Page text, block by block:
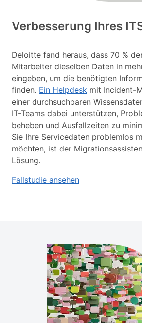
Verbesserung Ihres
Deloitte fand heraus, dass 70 %
Mitarbeiter dieselben Daten in
eingeben, um die benötigten
finden. Ein Helpdesk mit Incident-
einer durchsuchbaren
IT-Teams dabei unterstützen,
beheben und Ausfallzeiten zu
Sie Ihre Servicedaten problemlos
möchten, ist der
Lösung.
Fallstudie ansehen